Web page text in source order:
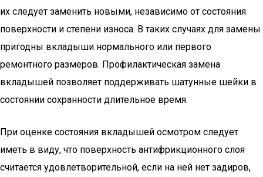
их следует заменить новыми, независимо от состояния
поверхности и степени износа. В таких случаях для замены
пригодны вкладыши нормального или первого
ремонтного размеров. Профилактическая замена
вкладышей позволяет поддерживать шатунные шейки в
состоянии сохранности длительное время.
При оценке состояния вкладышей осмотром следует
иметь в виду, что поверхность антифрикционного слоя
считается удовлетворительной, если на ней нет задиров,